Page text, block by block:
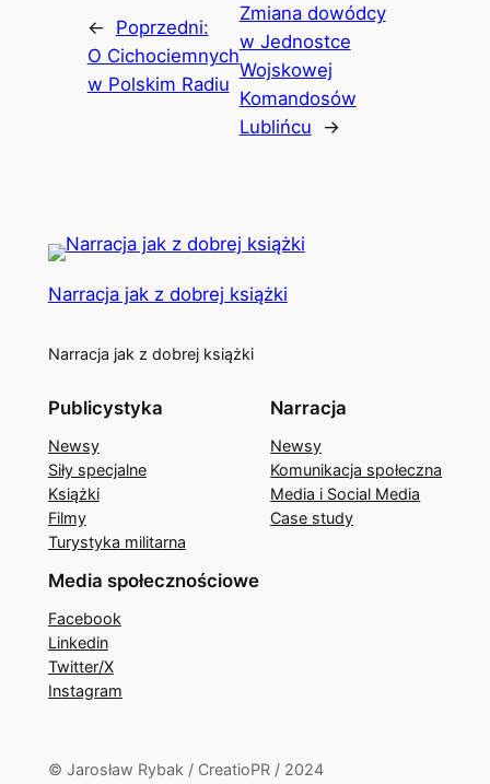
←
Poprzedni:
O Cichociemnych
w Polskim Radiu
Zmiana dowódcy
w Jednostce
Wojskowej
Komandosów
Lublińcu
→
Narracja jak z dobrej książki
Narracja jak z dobrej książki
Publicystyka
Newsy
Siły specjalne
Książki
Filmy
Turystyka militarna
Narracja
Newsy
Komunikacja społeczna
Media i Social Media
Case study
Media społecznościowe
Facebook
Linkedin
Twitter/X
Instagram
© Jarosław Rybak / CreatioPR / 2024